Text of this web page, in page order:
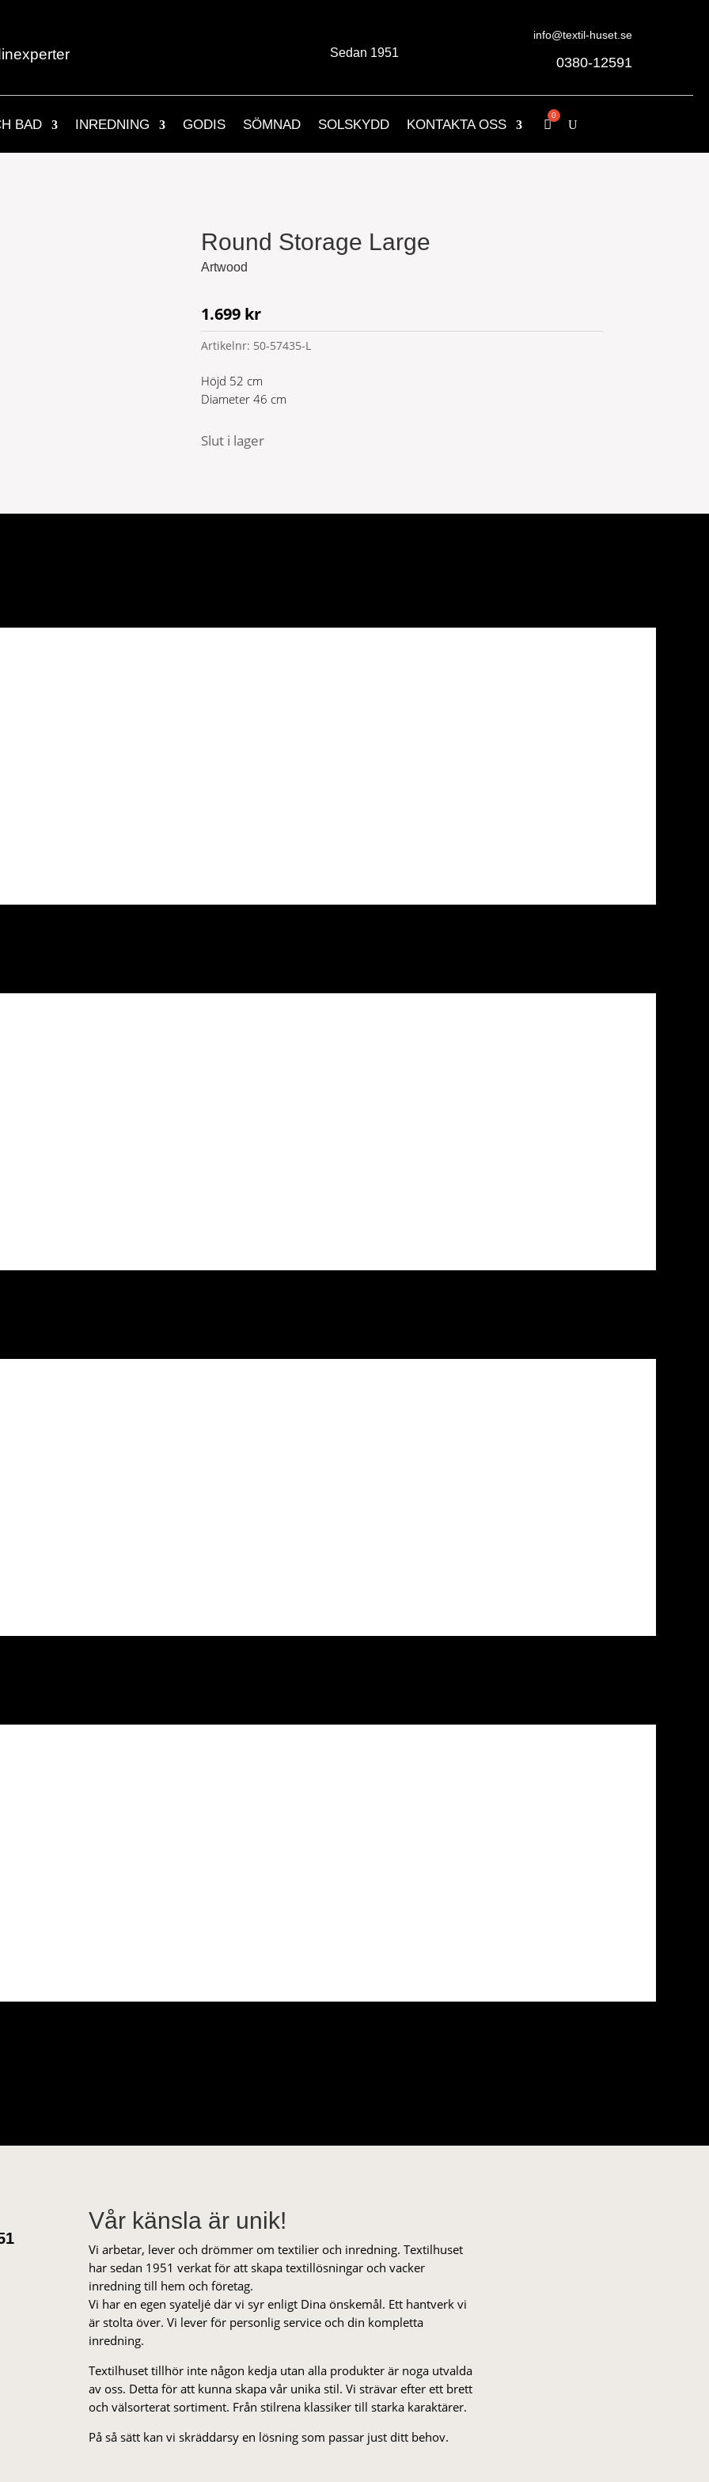
Sedan 1951
info@textil-huset.se
0380-12591
BAD INREDNING GODIS SÖMNAD SOLSKYDD KONTAKTA OSS
Round Storage Large
Artwood
1.699 kr
Artikelnr: 50-57435-L
Höjd 52 cm
Diameter 46 cm
Slut i lager
Vår känsla är unik!
Vi arbetar, lever och drömmer om textilier och inredning. Textilhuset
har sedan 1951 verkat för att skapa textillösningar och vacker
inredning till hem och företag.
Vi har en egen syateljé där vi syr enligt Dina önskemål. Ett hantverk vi
är stolta över. Vi lever för personlig service och din kompletta
inredning.
Textilhuset tillhör inte någon kedja utan alla produkter är noga utvalda
av oss. Detta för att kunna skapa vår unika stil. Vi strä­var efter ett brett
och välsorterat sor­ti­ment. Från stil­rena klas­siker till starka karaktärer.
På så sätt kan vi skräddarsy en lösning som passar just ditt behov.